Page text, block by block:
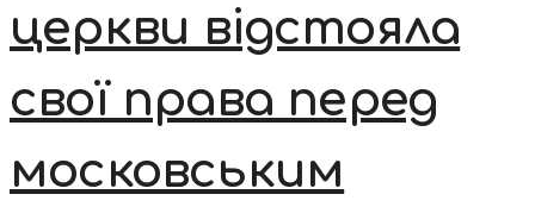
церкви відстояла
свої права перед
московським